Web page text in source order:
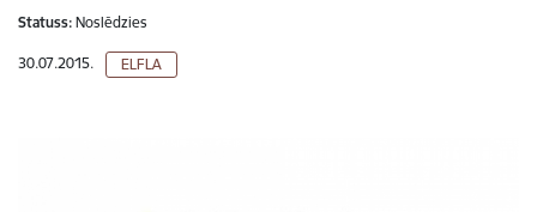
Statuss: Noslēdzies
30.07.2015. ELFLA